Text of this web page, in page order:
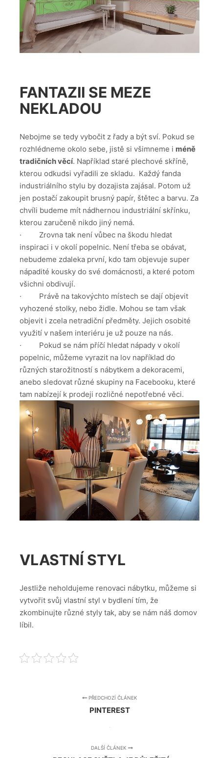
FANTAZII SE MEZE
NEKLADOU
Nebojme se tedy vybočit z řady a být sví. Pokud se
rozhlédneme okolo sebe, jistě si všimneme i méně
tradičních věcí. Například staré plechové skříně,
kterou odkudsi vyřadili ze skladu. Každý fanda
industriálního stylu by dozajista zajásal. Potom už
jen postačí zakoupit brusný papír, štětec a barvu. Za
chvíli budeme mít nádhernou industriální skřínku,
kterou zaručeně nikdo jiný nemá.
· Zrovna tak není vůbec na škodu hledat
inspiraci i v okolí popelnic. Není třeba se obávat,
nebudeme zdaleka první, kdo tam objevuje super
nápadité kousky do své domácnosti, a které potom
všichni obdivují.
· Právě na takovýchto místech se dají objevit
vyhozené stolky, nebo židle. Mohou se tam však
objevit i zcela netradiční předměty. Jejich osobité
využití v našem interiéru je už pouze na nás.
· Pokud se nám příčí hledat nápady v okolí
popelnic, můžeme vyrazit na lov například do
různých starožitností s nábytkem a dekoracemi,
anebo sledovat různé skupiny na Facebooku, které
tam nabízejí k prodeji rozličné nepotřebné věci.
VLASTNÍ STYL
Jestliže neholdujeme renovaci nábytku, můžeme si
vytvořit svůj vlastní styl v bydlení tím, že
zkombinujte různé styly tak, aby se nám náš domov
líbil.
PŘEDCHOZÍ ČLÁNEK
PINTEREST
DALŠÍ ČLÁNEK